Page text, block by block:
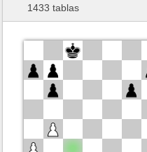
1433 tablas